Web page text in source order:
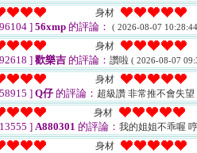
身材
]56xmp 的評論： ( 2026-08-07
身材
]歡樂吉 的評論： 讚啦 ( 2026-08-07
身材
]Q仔的評論： 超級讚 非常推不會失望
身材
]A880301 的評論： 我的姐姐不乖喔
身材